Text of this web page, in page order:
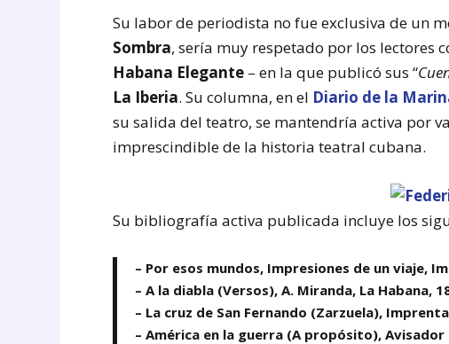
Su labor de periodista no fue exclusiva de un
Sombra, sería muy respetado por los lectores
Habana Elegante – en la que publicó sus “
La Iberia. Su columna, en el Diario de la
su salida del teatro, se mantendría activa por
imprescindible de la historia teatral cubana.
Su bibliografía activa publicada incluye los
– Por esos mundos, Impresiones de un viaje,
– A la diabla (Versos), A. Miranda, La Habana,
– La cruz de San Fernando (Zarzuela),
– América en la guerra (A propósito), Avisador